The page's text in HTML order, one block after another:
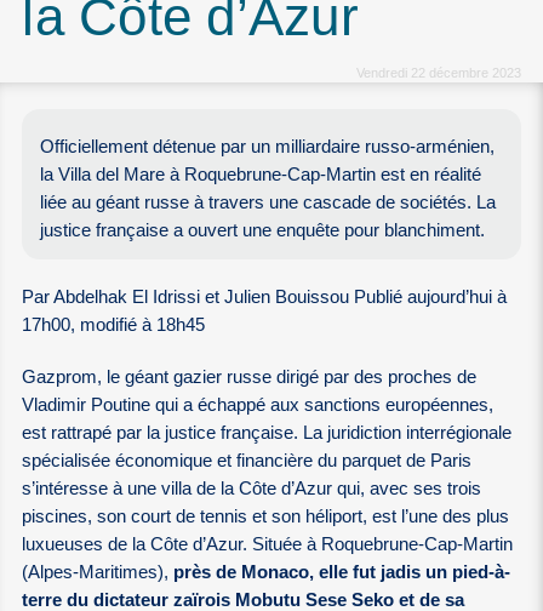
la Côte d’Azur
Vendredi 22 décembre 2023
Officiellement détenue par un milliardaire russo-arménien,
la Villa del Mare à Roquebrune-Cap-Martin est en réalité
liée au géant russe à travers une cascade de sociétés. La
justice française a ouvert une enquête pour blanchiment.
Par Abdelhak El Idrissi et Julien Bouissou Publié aujourd’hui à
17h00, modifié à 18h45
Gazprom, le géant gazier russe dirigé par des proches de
Vladimir Poutine qui a échappé aux sanctions européennes,
est rattrapé par la justice française. La juridiction interrégionale
spécialisée économique et financière du parquet de Paris
s’intéresse à une villa de la Côte d’Azur qui, avec ses trois
piscines, son court de tennis et son héliport, est l’une des plus
luxueuses de la Côte d’Azur. Située à Roquebrune-Cap-Martin
(Alpes-Maritimes), près de Monaco, elle fut jadis un pied-à-
terre du dictateur zaïrois Mobutu Sese Seko et de sa